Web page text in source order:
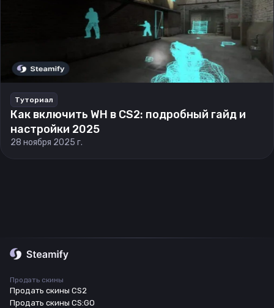
Туториал
Как включить WH в CS2: подробный гайд и
настройки 2025
28 ноября 2025 г.
Продать скины
Продать скины CS2
Продать скины CS:GO